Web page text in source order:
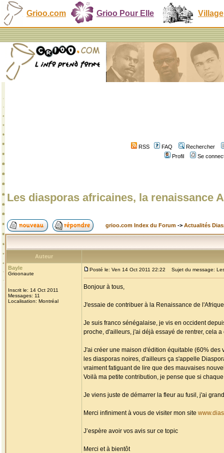
Grioo.com Grioo Pour Elle Village
RSS FAQ
Rechercher
Profil
Se
Les diasporas africaines, la renaissance
grioo.com Index du Forum -> Actualités
Auteur
Bayle
Grioonaute
Inscrit le: 14 Oct 2011
Messages: 11
Localisation: Montréal
Posté le: Ven 14 Oct 2011 22:22 Sujet du message:
Bonjour à tous,
J'essaie de contribuer à la Renaissance de
Je suis franco sénégalaise, je vis en occident
proche, d'ailleurs, j'ai déjà essayé de rentrer, cela
J'ai créer une maison d'édition équitable (60% des
les diasporas noires, d'ailleurs ça s'appelle
vraiment fatiguant de lire que des mauvaises
Voilà ma petite contribution, je pense que si
Je viens juste de démarrer la fleur au fusil, j'ai
Merci infiniment à vous de visiter mon site
J’espère avoir vos avis sur ce topic
Merci et à bientôt